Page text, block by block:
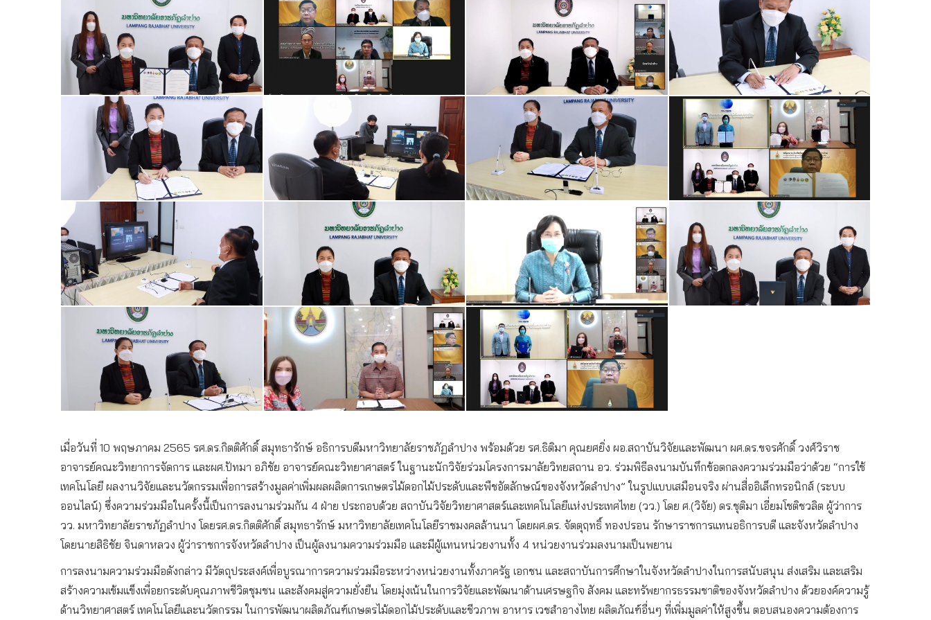
เมื่อวันที่ 10 พฤษภาคม 2565 รศ.ดร.กิตติศักดิ์ สมุทธารักษ์ อธิการบดีมหาวิทยาลัยราชภัฏลำปาง พร้อมด้วย รศ.ธิติมา คุณยศยิ่ง ผอ.สถาบันวิจัยและพัฒนา ผศ.ดร.ขจรศักดิ์ วงศ์วิราช
อาจารย์คณะวิทยาการจัดการ และผศ.ปัทมา อภิชัย อาจารย์คณะวิทยาศาสตร์ ในฐานะนักวิจัยร่วมโครงการมาลัยวิทยสถาน อว. ร่วมพิธีลงนามบันทึกข้อตกลงความร่วมมือว่าด้วย “การใช้
เทคโนโลยี ผลงานวิจัยและนวัตกรรมเพื่อการสร้างมูลค่าเพิ่มผลผลิตการเกษตรไม้ดอกไม้ประดับและพืชอัตลักษณ์ของจังหวัดลำปาง” ในรูปแบบเสมือนจริง ผ่านสื่ออิเล็กทรอนิกส์ (ระบบ
ออนไลน์) ซึ่งความร่วมมือในครั้งนี้เป็นการลงนามร่วมกัน 4 ฝ่าย ประกอบด้วย สถาบันวิจัยวิทยาศาสตร์และเทคโนโลยีแห่งประเทศไทย (วว.) โดย ศ.(วิจัย) ดร.ชุติมา เอี่ยมโชติชวลิต ผู้ว่าการ
วว. มหาวิทยาลัยราชภัฏลำปาง โดยรศ.ดร.กิตติศักดิ์ สมุทธารักษ์ มหาวิทยาลัยเทคโนโลยีราชมงคลล้านนา โดยผศ.ดร. จัตตุฤทธิ์ ทองปรอน รักษาราชการแทนอธิการบดี และจังหวัดลำปาง
โดยนายสิธิชัย จินดาหลวง ผู้ว่าราชการจังหวัดลำปาง เป็นผู้ลงนามความร่วมมือ และมีผู้แทนหน่วยงานทั้ง 4 หน่วยงานร่วมลงนามเป็นพยาน
การลงนามความร่วมมือดังกล่าว มีวัตถุประสงค์เพื่อบูรณาการความร่วมมือระหว่างหน่วยงานทั้งภาครัฐ เอกชน และสถาบันการศึกษาในจังหวัดลำปางในการสนับสนุน ส่งเสริม และเสริม
สร้างความเข้มแข็งเพื่อยกระดับคุณภาพชีวิตชุมชน และสังคมสู่ความยั่งยืน โดยมุ่งเน้นในการวิจัยและพัฒนาด้านเศรษฐกิจ สังคม และทรัพยากรธรรมชาติของจังหวัดลำปาง ด้วยองค์ความรู้
ด้านวิทยาศาสตร์ เทคโนโลยีและนวัตกรรม ในการพัฒนาผลิตภัณฑ์เกษตรไม้ดอกไม้ประดับและชีวภาพ อาหาร เวชสำอางไทย ผลิตภัณฑ์อื่นๆ ที่เพิ่มมูลค่าให้สูงขึ้น ตอบสนองความต้องการ